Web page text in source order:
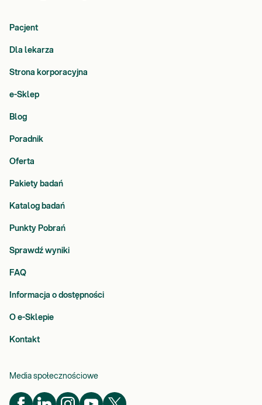
Pacjent
Dla lekarza
Strona korporacyjna
e-Sklep
Blog
Poradnik
Oferta
Pakiety badań
Katalog badań
Punkty Pobrań
Sprawdź wyniki
FAQ
Informacja o dostępności
O e-Sklepie
Kontakt
Media społecznościowe